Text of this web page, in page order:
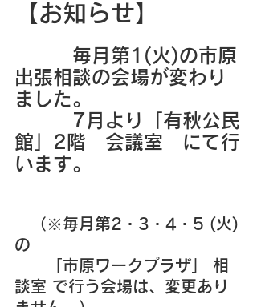
【お知らせ】
毎月第1(火)の市原
出張相談の会場が変わり
ました。
7月より「有秋公民
館」2階　会議室　にて行
います。
（※毎月第2・3・4・5 (火)
の
「市原ワークプラザ」 相
談室 で行う会場は、変更あり